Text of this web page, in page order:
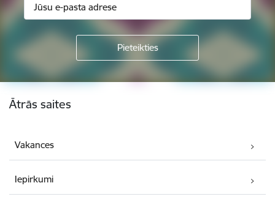
Kājene
Ātrās saites
Vakances
Iepirkumi